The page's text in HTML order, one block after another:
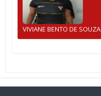
VIVIANE BENTO DE SOUZA